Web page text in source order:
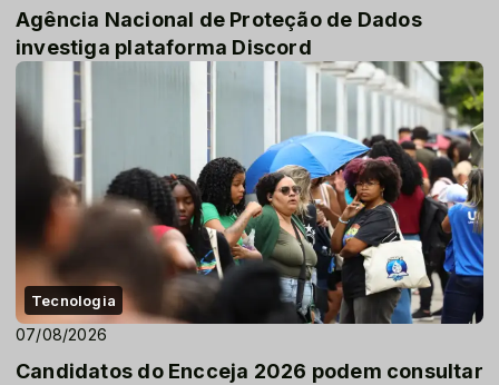
Agência Nacional de Proteção de Dados
investiga plataforma Discord
Tecnologia
07/08/2026
Candidatos do Encceja 2026 podem consultar